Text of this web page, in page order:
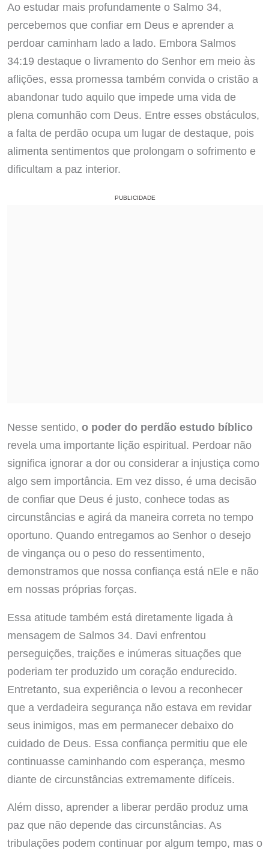
Ao estudar mais profundamente o Salmo 34,
percebemos que confiar em Deus e aprender a
perdoar caminham lado a lado. Embora Salmos
34:19 destaque o livramento do Senhor em meio às
aflições, essa promessa também convida o cristão a
abandonar tudo aquilo que impede uma vida de
plena comunhão com Deus. Entre esses obstáculos,
a falta de perdão ocupa um lugar de destaque, pois
alimenta sentimentos que prolongam o sofrimento e
dificultam a paz interior.
PUBLICIDADE
Nesse sentido, o poder do perdão estudo bíblico
revela uma importante lição espiritual. Perdoar não
significa ignorar a dor ou considerar a injustiça como
algo sem importância. Em vez disso, é uma decisão
de confiar que Deus é justo, conhece todas as
circunstâncias e agirá da maneira correta no tempo
oportuno. Quando entregamos ao Senhor o desejo
de vingança ou o peso do ressentimento,
demonstramos que nossa confiança está nEle e não
em nossas próprias forças.
Essa atitude também está diretamente ligada à
mensagem de Salmos 34. Davi enfrentou
perseguições, traições e inúmeras situações que
poderiam ter produzido um coração endurecido.
Entretanto, sua experiência o levou a reconhecer
que a verdadeira segurança não estava em revidar
seus inimigos, mas em permanecer debaixo do
cuidado de Deus. Essa confiança permitiu que ele
continuasse caminhando com esperança, mesmo
diante de circunstâncias extremamente difíceis.
Além disso, aprender a liberar perdão produz uma
paz que não depende das circunstâncias. As
tribulações podem continuar por algum tempo, mas o